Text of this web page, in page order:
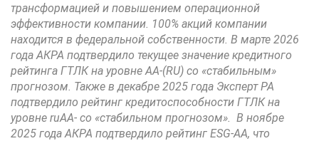
трансформацией и повышением операционной
эффективности компании. 100% акций компании
находится в федеральной собственности. В марте 2026
года АКРА подтвердило текущее значение кредитного
рейтинга ГТЛК на уровне АА-(RU) со «стабильным»
прогнозом. Также в декабре 2025 года Эксперт РА
подтвердило рейтинг кредитоспособности ГТЛК на
уровне ruAA- со «стабильном прогнозом». В ноябре
2025 года АКРА подтвердило рейтинг ESG-АА, что